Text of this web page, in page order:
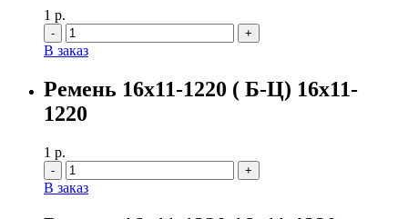
1 р.
Количество
В заказ
Ремень 16х11-1220 ( Б-Ц) 16х11-
1220
1 р.
Количество
В заказ